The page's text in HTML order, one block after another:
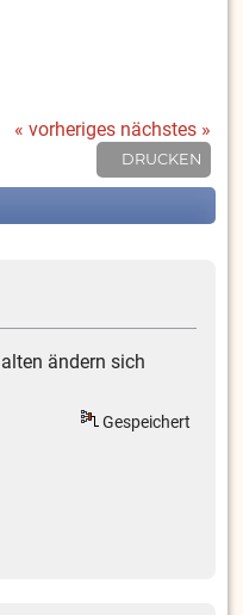
« vorheriges nächstes »
DRUCKEN
ändern sich
Gespeichert